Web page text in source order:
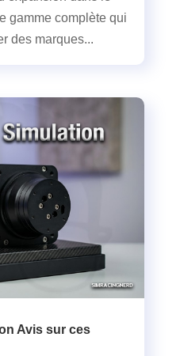
gamme complète qui
des marques...
Avis sur ces